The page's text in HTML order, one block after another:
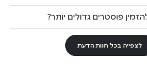
פוסטרים גדולים יותר?
לצפייה בכל חוות הדעת